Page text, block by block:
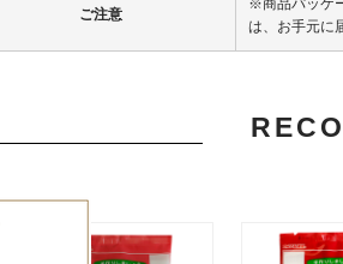
ご注意
※商品パッケ
は、お手元に